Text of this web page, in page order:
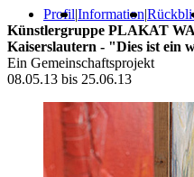
Profil|Information|
Künstlergruppe PLAKAT
Kaiserslautern - "Dies ist ein
Ein Gemeinschaftsprojekt
08.05.13 bis 25.06.13